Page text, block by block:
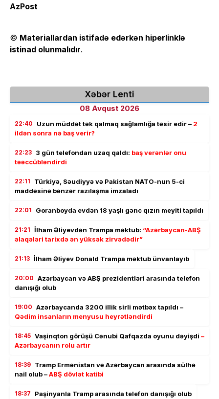
AzPost
© Materiallardan istifadə edərkən hiperlinklə
istinad olunmalıdır.
Xəbər Lenti
08 Avqust 2026
22:40 Uzun müddət tək qalmaq sağlamlığa təsir edir – 2
ildən sonra nə baş verir?
22:23 3 gün telefondan uzaq qaldı: baş verənlər onu
təəccübləndirdi
22:11
Türkiyə, Səudiyyə və Pakistan NATO-nun 5-ci
maddəsinə bənzər razılaşma imzaladı
22:01 Goranboyda evdən 18 yaşlı gənc qızın meyiti tapıldı
21:21 İlham Əliyevdən Trampa məktub: “Azərbaycan-ABŞ
əlaqələri tarixdə ən yüksək zirvədədir”
21:13 İlham Əliyev Donald Trampa məktub ünvanlayıb
20:00 Azərbaycan və ABŞ prezidentləri arasında telefon
danışığı olub
19:00 Azərbaycanda 3200 illik sirli mətbəx tapıldı –
Qədim insanların menyusu heyrətləndirdi
18:45 Vaşinqton görüşü Cənubi Qafqazda oyunu dəyişdi –
Azərbaycanın rolu artır
18:39 Tramp Ermənistan və Azərbaycan arasında sülhə
nail olub –ABŞ dövlət katibi
18:37 Paşinyanla Tramp arasında telefon danışığı olub